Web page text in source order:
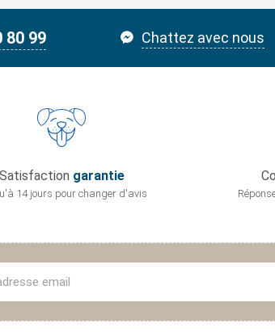
80 99 Chattez avec nous
Satisfaction garantie
14 jours pourchanger d'avis